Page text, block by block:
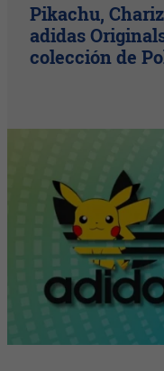
Pikachu,
adidas
colección de